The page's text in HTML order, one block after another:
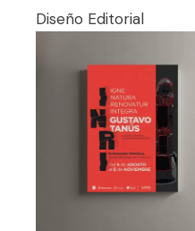
Diseño Editorial